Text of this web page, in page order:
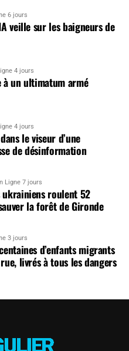
6 jours
veille sur les baigneurs de
4 jours
à un ultimatum armé
4 jours
le viseur d’une
de désinformation
Ligne 7 jours
ukrainiens roulent 52
la forêt de Gironde
3 jours
d’enfants migrants
livrés à tous les dangers